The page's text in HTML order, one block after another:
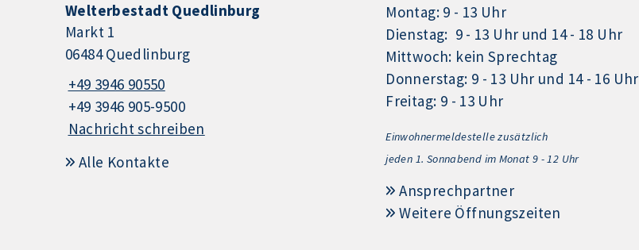
Welterbestadt Quedlinburg
Markt 1
06484 Quedlinburg
+49 3946 90550
+49 3946 905-9500
Nachricht schreiben
Alle Kontakte
Montag: 9 - 13 Uhr
Dienstag: 9 - 13 Uhr und 14 - 18 Uhr
Mittwoch: kein Sprechtag
Donnerstag: 9 - 13 Uhr und 14 - 16 Uhr
Freitag: 9 - 13 Uhr
Einwohnermeldestelle zusätzlich
jeden 1. Sonnabend im Monat 9 - 12 Uhr
Ansprechpartner
Weitere Öffnungszeiten